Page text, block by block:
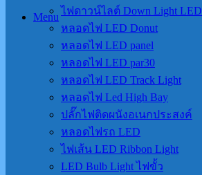
Menu
ไฟดาวน์ไลต์ Down Light LED
หลอดไฟ LED Donut
หลอดไฟ LED panel
หลอดไฟ LED par30
หลอดไฟ LED Track Light
หลอดไฟ Led High Bay
ปลั๊กไฟติดผนังอเนกประสงค์
หลอดไฟรถ LED
ไฟเส้น LED Ribbon Light
LED Bulb Light ไฟขั้ว